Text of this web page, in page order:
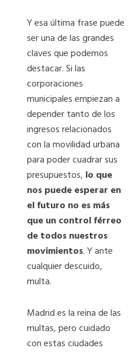
Y esa última frase puede
ser una de las grandes
claves que podemos
destacar. Si las
corporaciones
municipales empiezan a
depender tanto de los
ingresos relacionados
con la movilidad urbana
para poder cuadrar sus
presupuestos, lo que
nos puede esperar en
el futuro no es más
que un control férreo
de todos nuestros
movimientos. Y ante
cualquier descuido,
multa.
Madrid es la reina de las
multas, pero cuidado
con estas ciudades